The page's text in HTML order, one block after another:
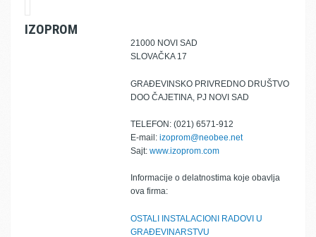
IZOPROM
21000 NOVI SAD
SLOVAČKA 17
GRAĐEVINSKO PRIVREDNO DRUŠTVO
DOO ČAJETINA, PJ NOVI SAD
TELEFON: (021) 6571-912
E-mail: izoprom@neobee.net
Sajt: www.izoprom.com
Informacije o delatnostima koje obavlja
ova firma:
OSTALI INSTALACIONI RADOVI U
GRAĐEVINARSTVU